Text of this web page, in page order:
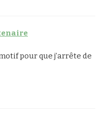
pour que j’arrête de